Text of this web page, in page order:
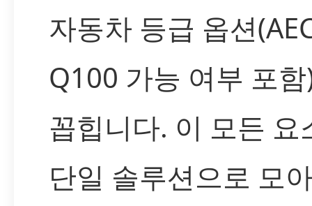
자동차 등급 옵션
Q100 가능 여부 포
꼽힙니다. 이 모든 요
단일 솔루션으로 모